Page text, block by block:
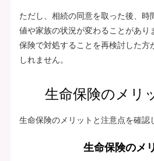
ただし、相続の同意を取った後、時
値や家族の状況が変わることがあり
保険で対処することを再検討した方
しれません。
生命保険のメリ
生命保険のメリットと注意点を確認
生命保険のメ